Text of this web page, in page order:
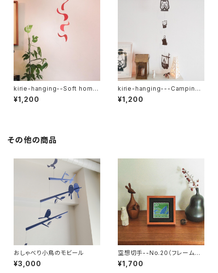
kirie-hanging--Soft horn
（ペーパーオーナメント）
¥1,200
kirie-hanging---Camping
（ペーパーオーナメント・キャン
プ）
¥1,200
その他の商品
おしゃべり小鳥のモビール
¥3,000
空想切手--No.20（フレーム付、
切手風プチアート）
¥1,700